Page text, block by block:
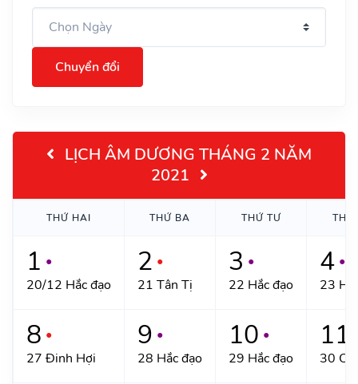
Chuyển đổi
LỊCH ÂM DƯƠNG THÁNG 2 NĂM
2021
THỨ HAI THỨ BA THỨ TƯ THỨ
1 ●
20/12 Hắc đạo
2 ●
21 Tân Tị
3 ●
22 Hắc đạo
4 ●
23
8 ●
27 Đinh Hợi
9 ●
28 Hắc đạo
10 ●
29 Hắc đạo
11
30